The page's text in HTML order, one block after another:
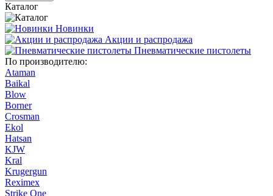
Каталог
Новинки
Акции и распродажа
Пневматические пистолеты
По производителю:
Ataman
Baikal
Blow
Borner
Crosman
Ekol
Hatsan
KJW
Kral
Krugergun
Reximex
Strike One